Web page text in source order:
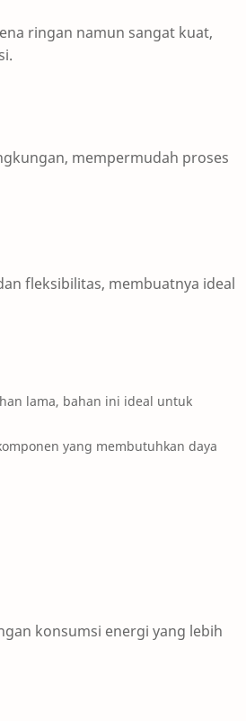
ringan namun sangat kuat,
mempermudah proses
fleksibilitas, membuatnya ideal
lama, bahan ini ideal untuk
yang membutuhkan daya
konsumsi energi yang lebih